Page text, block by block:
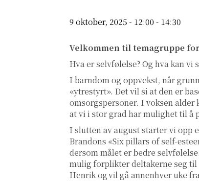
9 oktober, 2025 - 12:00 - 14:30
Velkommen til temagruppe
Hva er selvfølelse? Og hva kan
I barndom og oppvekst, når
«ytrestyrt». Det vil si at den er
omsorgspersoner. I voksen
at vi i stor grad har mulighet til å
I slutten av august starter vi opp
Brandons «Six pillars of self-
dersom målet er bedre
mulig forplikter deltakerne seg til
Henrik og vil gå annenhver uke